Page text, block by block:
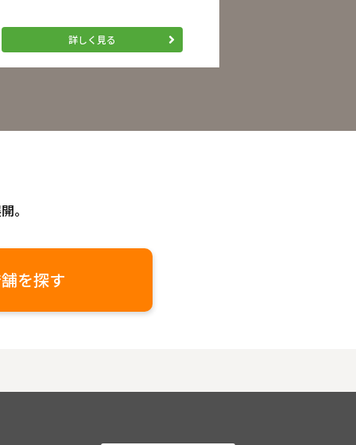
詳しく見る
。
を探す